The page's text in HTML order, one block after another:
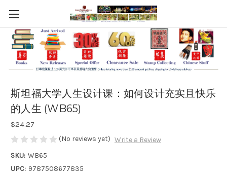
斯坦福大学人生设计课：如何设计充实且快乐
的人生 (WB65)
$24.27
(No reviews yet) Write a Review
SKU: WB65
UPC: 9787508677835